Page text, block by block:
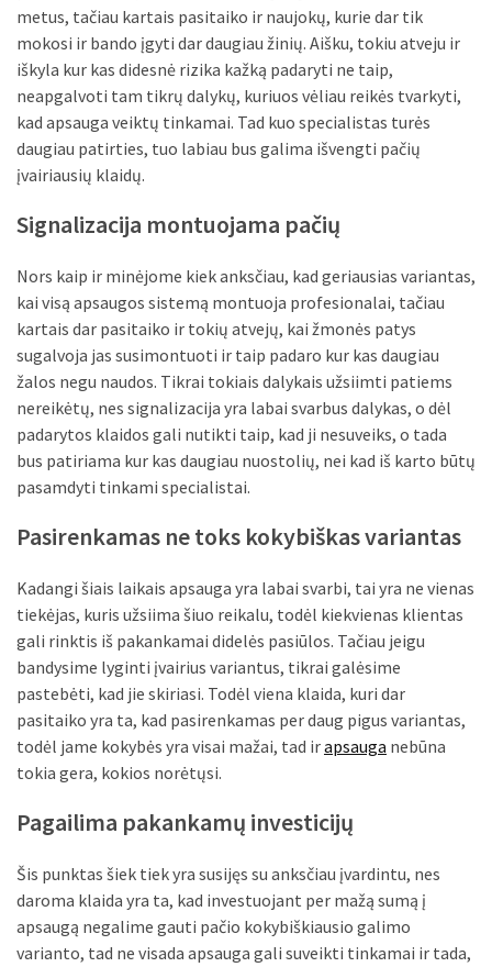
tikrųjų
trunka
pristatymas?
MOST
USED
CATEGORIES
Patarimai
Prekės
(76)
Paslaugos
(70)
Namai
(38)
Įdomybės
Verslas
(20)
LAISVALAIKIS
(19)
Auto
Uncategorized
(12)
metus, tačiau kartais pasitaiko ir naujokų, kurie dar tik
mokosi ir bando įgyti dar daugiau žinių. Aišku, tokiu atveju ir
iškyla kur kas didesnė rizika kažką padaryti ne taip,
neapgalvoti tam tikrų dalykų, kuriuos vėliau reikės tvarkyti,
kad apsauga veiktų tinkamai. Tad kuo specialistas turės
daugiau patirties, tuo labiau bus galima išvengti pačių
įvairiausių klaidų.
Signalizacija montuojama pačių
Nors kaip ir minėjome kiek anksčiau, kad geriausias variantas,
kai visą apsaugos sistemą montuoja profesionalai, tačiau
kartais dar pasitaiko ir tokių atvejų, kai žmonės patys
sugalvoja jas susimontuoti ir taip padaro kur kas daugiau
žalos negu naudos. Tikrai tokiais dalykais užsiimti patiems
nereikėtų, nes signalizacija yra labai svarbus dalykas, o dėl
padarytos klaidos gali nutikti taip, kad ji nesuveiks, o tada
bus patiriama kur kas daugiau nuostolių, nei kad iš karto būtų
pasamdyti tinkami specialistai.
Pasirenkamas ne toks kokybiškas variantas
Kadangi šiais laikais apsauga yra labai svarbi, tai yra ne vienas
tiekėjas, kuris užsiima šiuo reikalu, todėl kiekvienas klientas
gali rinktis iš pakankamai didelės pasiūlos. Tačiau jeigu
bandysime lyginti įvairius variantus, tikrai galėsime
pastebėti, kad jie skiriasi. Todėl viena klaida, kuri dar
pasitaiko yra ta, kad pasirenkamas per daug pigus variantas,
todėl jame kokybės yra visai mažai, tad irapsauga nebūna
tokia gera, kokios norėtųsi.
Pagailima pakankamų investicijų
Šis punktas šiek tiek yra susijęs su anksčiau įvardintu, nes
daroma klaida yra ta, kad investuojant per mažą sumą į
apsaugą negalime gauti pačio kokybiškiausio galimo
varianto, tad ne visada apsauga gali suveikti tinkamai ir tada,